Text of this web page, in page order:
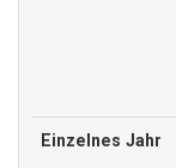
Einzelnes Jahr